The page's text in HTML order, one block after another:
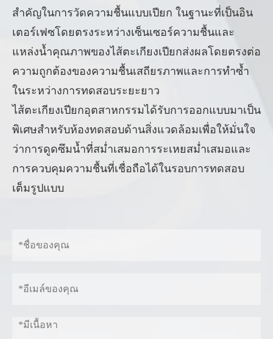
สำคัญในการวัดความชื้นแบบเปียก ในฐานะที่เป็นอิน
เตอร์เฟซโดยตรงระหว่างเซ็นเซอร์ความชื้นและ
แหล่งน้ำคุณภาพของไส้ตะเกียงเปียกส่งผลโดยตรงต่อ
ความถูกต้องของความชื้นเสถียรภาพและการทำซ้ำ
ในระหว่างการทดสอบระยะยาว
ไส้ตะเกียงเปียกอุตสาหกรรมได้รับการออกแบบมาเป็น
พิเศษสำหรับห้องทดสอบด้านสิ่งแวดล้อมเพื่อให้มั่นใจ
ว่าการดูดซึมน้ำที่สม่ำเสมอการระเหยสม่ำเสมอและ
การควบคุมความชื้นที่เชื่อถือได้ในรอบการทดสอบ
เต็มรูปแบบ